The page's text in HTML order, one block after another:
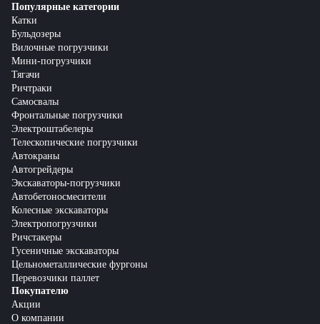
Популярные категории
Катки
Бульдозеры
Вилочные погрузчики
Мини-погрузчики
Тягачи
Ричтраки
Самосвалы
Фронтальные погрузчики
Электроштабелеры
Телескопические погрузчики
Автокраны
Автогрейдеры
Экскаваторы-погрузчики
Автобетоносмесители
Колесные экскаваторы
Электропогрузчики
Ричстакеры
Гусеничные экскаваторы
Цельнометаллические фургоны
Перевозчики паллет
Покупателю
Акции
О компании